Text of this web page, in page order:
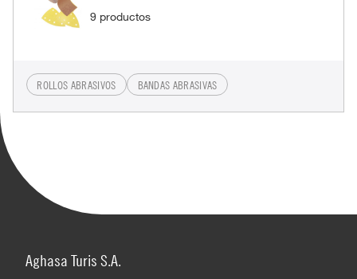
9 productos
ROLLOS ABRASIVOS BANDAS ABRASIVAS
Aghasa Turis S.A.